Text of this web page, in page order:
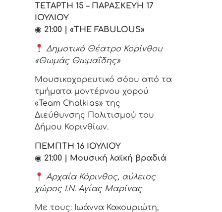
ΤΕΤΑΡΤΗ 15 – ΠΑΡΑΣΚΕΥΗ 17
ΙΟΥΛΙΟΥ
◉ 21:00 | «THE FABULOUS»
Δημοτικό Θέατρο Κορίνθου
«Θωμάς Θωμαΐδης»
Μουσικοχορευτικό σόου από τα
τμήματα μοντέρνου χορού
«Team Chalkias» της
Διεύθυνσης Πολιτισμού του
Δήμου Κορινθίων.
ΠΕΜΠΤΗ 16 ΙΟΥΛΙΟΥ
◉ 21:00 | Μουσική λαϊκή βραδιά
Αρχαία Κόρινθος, αύλειος
χώρος Ι.Ν. Αγίας Μαρίνας
Με τους: Ιωάννα Κακουριώτη,